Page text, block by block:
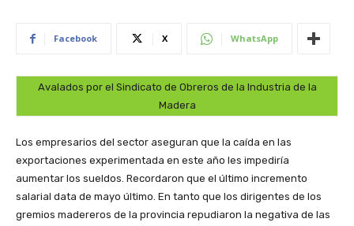
Facebook X WhatsApp
Avalados por el Sindicato de Obreros de la Industria de la
Madera
Los empresarios del sector aseguran que la caída en las
exportaciones experimentada en este año les impediría
aumentar los sueldos. Recordaron que el último incremento
salarial data de mayo último. En tanto que los dirigentes de los
gremios madereros de la provincia repudiaron la negativa de las